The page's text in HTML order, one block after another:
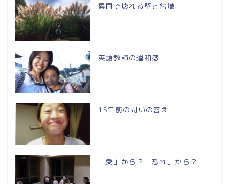
異国で壊れる壁と常識
英語教師の違和感
15年前の問いの答え
「愛」から？「恐れ」から？